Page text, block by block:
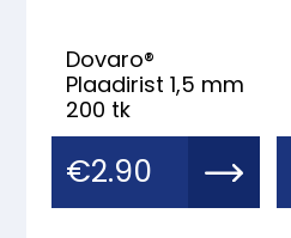
Dovaro®
Plaadirist 1,5 mm
200 tk
€2.90